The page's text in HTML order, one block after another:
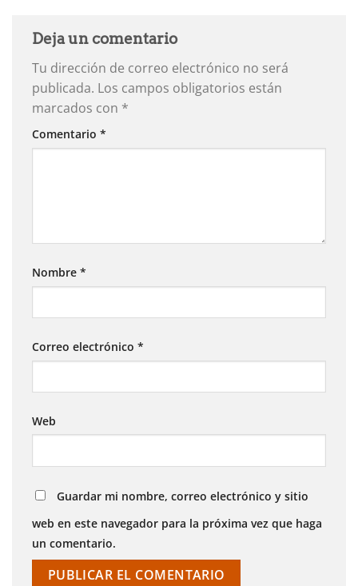
Deja un comentario
Tu dirección de correo electrónico no será
publicada. Los campos obligatorios están
marcados con *
Comentario *
Nombre *
Correo electrónico *
Web
Guardar mi nombre, correo electrónico y sitio
web en este navegador para la próxima vez que haga
un comentario.